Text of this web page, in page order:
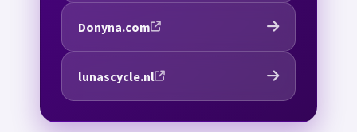
Donyna.com
lunascycle.nl